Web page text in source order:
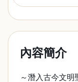
內容簡介
～潛入古今文